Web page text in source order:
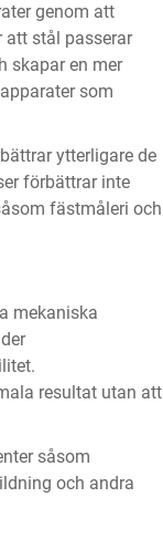
genom att
att stål passerar
skapar en mer
som
ytterligare de
förbättrar inte
fästmåleri och
mekaniska
resultat utan att
såsom
och andra